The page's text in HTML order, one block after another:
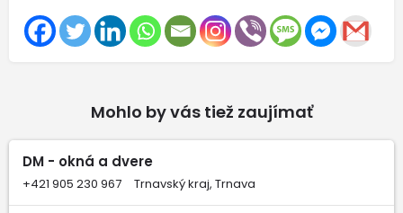
Mohlo by vás tiež zaujímať
DM - okná a dvere
+421 905 230 967 Trnavský kraj, Trnava